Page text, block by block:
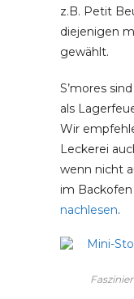
z.B. Petit
diejenigen
gewählt.
S’mores
als
Wir
Leckerei
wenn nicht
im Backofen
nachlesen.